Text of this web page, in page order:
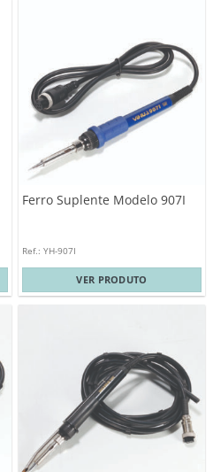
Ferro Suplente Modelo 907I
Ref.: YH-907I
VER PRODUTO